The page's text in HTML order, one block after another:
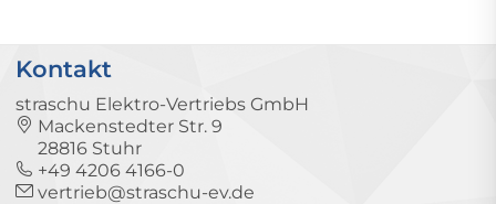
Kontakt
straschu Elektro-Vertriebs GmbH
Mackenstedter Str. 9
28816 Stuhr
+49 4206 4166-0
vertrieb@straschu-ev.de